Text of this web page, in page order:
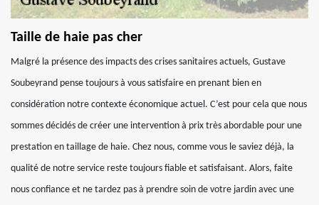
Taille de haie pas cher
Malgré la présence des impacts des crises sanitaires actuels, Gustave
Soubeyrand pense toujours à vous satisfaire en prenant bien en
considération notre contexte économique actuel. C’est pour cela que nous
sommes décidés de créer une intervention à prix très abordable pour une
prestation en taillage de haie. Chez nous, comme vous le saviez déjà, la
qualité de notre service reste toujours fiable et satisfaisant. Alors, faite
nous confiance et ne tardez pas à prendre soin de votre jardin avec une